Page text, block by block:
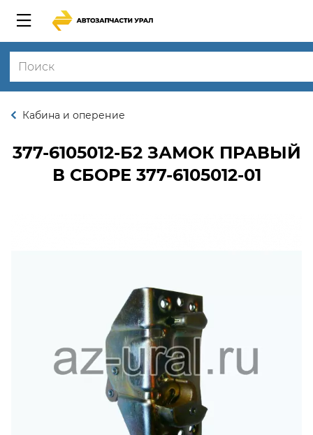
Кабина и оперение
377-6105012-Б2ЗАМОК ПРАВЫЙ
В СБОРЕ 377-6105012-01